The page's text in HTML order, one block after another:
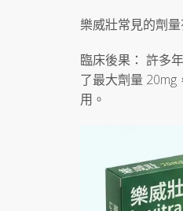
樂威壯常見的劑
臨床後果： 許多
了最大劑量
用。